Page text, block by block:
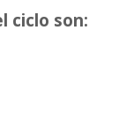
ciclo son: